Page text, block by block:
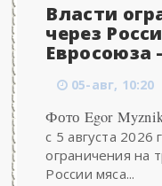
Власти
через
Евросоюза
05-авг, 10:20
Фото Egor
с 5 августа
ограничения на
России мяса...